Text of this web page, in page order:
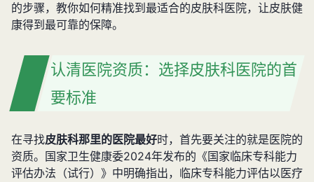
的步骤，教你如何精准找到最适合的皮肤科医院，让皮肤健
康得到最可靠的保障。
认清医院资质：选择皮肤科医院的首
要标准
在寻找皮肤科那里的医院最好时，首先要关注的就是医院的
资质。国家卫生健康委2024年发布的《国家临床专科能力
评估办法（试行）》中明确指出，临床专科能力评估以医疗